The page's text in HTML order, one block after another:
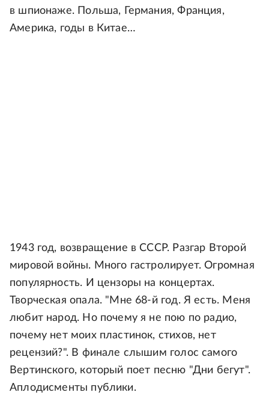
в шпионаже. Польша, Германия, Франция,
Америка, годы в Китае…
1943 год, возвращение в СССР. Разгар Второй
мировой войны. Много гастролирует. Огромная
популярность. И цензоры на концертах.
Творческая опала. "Мне 68-й год. Я есть. Меня
любит народ. Но почему я не пою по радио,
почему нет моих пластинок, стихов, нет
рецензий?". В финале слышим голос самого
Вертинского, который поет песню "Дни бегут".
Аплодисменты публики.